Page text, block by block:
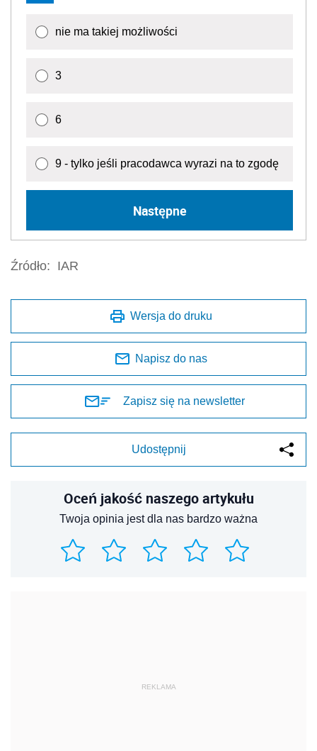
nie ma takiej możliwości
3
6
9 - tylko jeśli pracodawca wyrazi na to zgodę
Następne
Źródło: IAR
Wersja do druku
Napisz do nas
Zapisz się na newsletter
Udostępnij
Oceń jakość naszego artykułu
Twoja opinia jest dla nas bardzo ważna
REKLAMA